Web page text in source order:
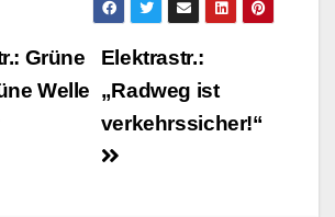
Elektrastr.:
„Radweg ist
verkehrssicher!“
Grüne
Welle